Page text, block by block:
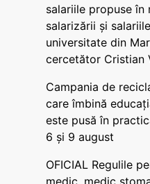
salariile propuse în
salarizării și
universitate din
cercetător Cristian
Campania de
care îmbină
este pusă în
6 și 9 august
OFICIAL Regulile
medic, medic